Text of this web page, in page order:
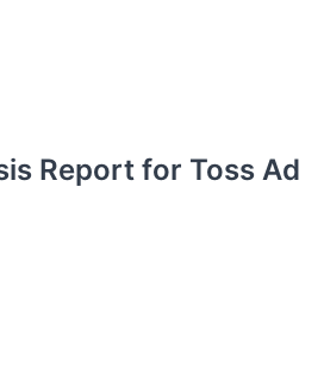
Report for Toss Ad